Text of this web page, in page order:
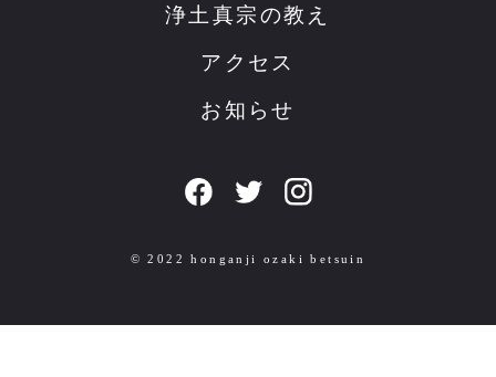
浄土真宗の教え
アクセス
お知らせ
© 2022 honganji ozaki betsuin